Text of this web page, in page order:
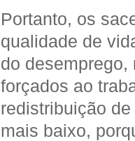
Portanto, os
qualidade de
do
forçados ao
redistribuição
mais baixo,